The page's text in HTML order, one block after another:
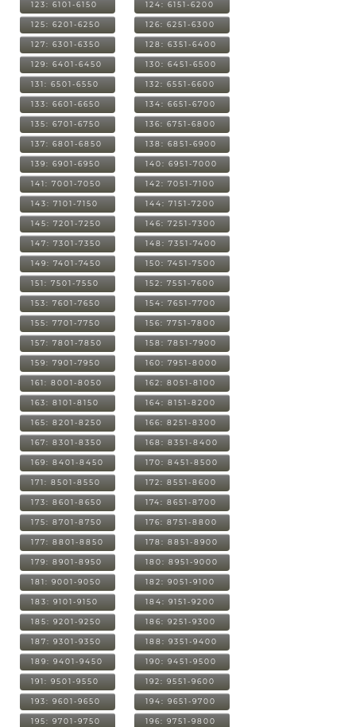
123: 6101-6150 124: 6151-6200
125: 6201-6250 126: 6251-6300
127: 6301-6350 128: 6351-6400
129: 6401-6450 130: 6451-6500
131: 6501-6550 132: 6551-6600
133: 6601-6650 134: 6651-6700
135: 6701-6750 136: 6751-6800
137: 6801-6850 138: 6851-6900
139: 6901-6950 140: 6951-7000
141: 7001-7050 142: 7051-7100
143: 7101-7150 144: 7151-7200
145: 7201-7250 146: 7251-7300
147: 7301-7350 148: 7351-7400
149: 7401-7450 150: 7451-7500
151: 7501-7550 152: 7551-7600
153: 7601-7650 154: 7651-7700
155: 7701-7750 156: 7751-7800
157: 7801-7850 158: 7851-7900
159: 7901-7950 160: 7951-8000
161: 8001-8050 162: 8051-8100
163: 8101-8150 164: 8151-8200
165: 8201-8250 166: 8251-8300
167: 8301-8350 168: 8351-8400
169: 8401-8450 170: 8451-8500
171: 8501-8550 172: 8551-8600
173: 8601-8650 174: 8651-8700
175: 8701-8750 176: 8751-8800
177: 8801-8850 178: 8851-8900
179: 8901-8950 180: 8951-9000
181: 9001-9050 182: 9051-9100
183: 9101-9150 184: 9151-9200
185: 9201-9250 186: 9251-9300
187: 9301-9350 188: 9351-9400
189: 9401-9450 190: 9451-9500
191: 9501-9550 192: 9551-9600
193: 9601-9650 194: 9651-9700
195: 9701-9750 196: 9751-9800